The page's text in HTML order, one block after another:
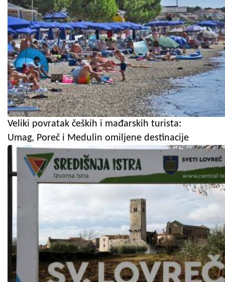
Veliki povratak čeških i mađarskih turista:
Umag, Poreč i Medulin omiljene destinacije